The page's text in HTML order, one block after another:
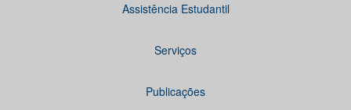
Assistência Estudantil
Serviços
Publicações